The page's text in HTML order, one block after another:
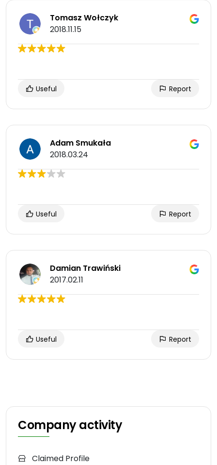
Tomasz Wołczyk
2018.11.15
Useful Report
Adam Smukała
2018.03.24
Useful Report
Damian Trawiński
2017.02.11
Useful Report
Company activity
Claimed Profile